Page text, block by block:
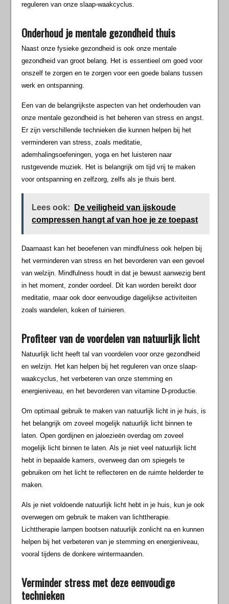
reguleren van onze slaap-waakcyclus.
Onderhoud je mentale gezondheid thuis
Naast onze fysieke gezondheid is ook onze mentale
gezondheid van groot belang. Het is essentieel om goed voor
onszelf te zorgen en te zorgen voor een goede balans tussen
werk en ontspanning.
Een van de belangrijkste aspecten van het onderhouden van
onze mentale gezondheid is het beheren van stress en angst.
Er zijn verschillende technieken die kunnen helpen bij het
verminderen van stress, zoals meditatie,
ademhalingsoefeningen, yoga en het luisteren naar
rustgevende muziek. Het is belangrijk om tijd vrij te maken
voor ontspanning en zelfzorg, zelfs als je thuis bent.
Lees ook:
De veiligheid van ijskoude
compressen hangt af van hoe je ze toepast
Daarnaast kan het beoefenen van mindfulness ook helpen bij
het verminderen van stress en het bevorderen van een gevoel
van welzijn. Mindfulness houdt in dat je bewust aanwezig bent
in het moment, zonder oordeel. Dit kan worden bereikt door
meditatie, maar ook door eenvoudige dagelijkse activiteiten
zoals wandelen, koken of tuinieren.
Profiteer van de voordelen van natuurlijk licht
Natuurlijk licht heeft tal van voordelen voor onze gezondheid
en welzijn. Het kan helpen bij het reguleren van onze slaap-
waakcyclus, het verbeteren van onze stemming en
energieniveau, en het bevorderen van vitamine D-productie.
Om optimaal gebruik te maken van natuurlijk licht in je huis, is
het belangrijk om zoveel mogelijk natuurlijk licht binnen te
laten. Open gordijnen en jaloezieën overdag om zoveel
mogelijk licht binnen te laten. Als je niet veel natuurlijk licht
hebt in bepaalde kamers, overweeg dan om spiegels te
gebruiken om het licht te reflecteren en de ruimte helderder te
maken.
Als je niet voldoende natuurlijk licht hebt in je huis, kun je ook
overwegen om gebruik te maken van lichttherapie.
Lichttherapie lampen bootsen natuurlijk zonlicht na en kunnen
helpen bij het verbeteren van je stemming en energieniveau,
vooral tijdens de donkere wintermaanden.
Verminder stress met deze eenvoudige
technieken